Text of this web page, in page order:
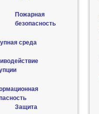
Пожарная
безопасность
среда
Защита